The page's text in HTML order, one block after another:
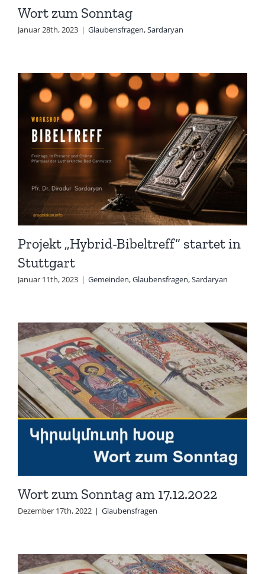
Wort zum Sonntag
Januar 28th, 2023 | Glaubensfragen,Sardaryan
Projekt „Hybrid-Bibeltreff“ startet in
Stuttgart
Januar 11th, 2023 | Gemeinden,Glaubensfragen,Sardaryan
Wort zum Sonntag am 17.12.2022
Dezember 17th, 2022 | Glaubensfragen